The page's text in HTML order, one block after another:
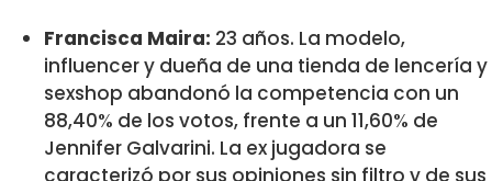
Francisca Maira: 23 años. La modelo,
influencer y dueña de una tienda de lencería y
sexshop abandonó la competencia con un
88,40% de los votos, frente a un 11,60% de
Jennifer Galvarini. La ex jugadora se
caracterizó por sus opiniones sin filtro y de sus